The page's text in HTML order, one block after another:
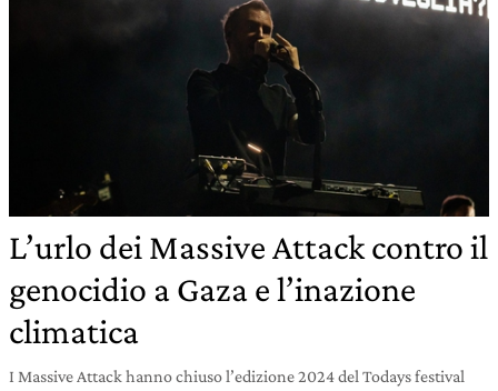
L’urlo dei Massive Attack contro il
genocidio a Gaza e l’inazione
climatica
I Massive Attack hanno chiuso l’edizione 2024 del Todays festival